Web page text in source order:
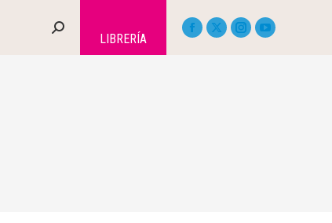
LIBRERÍA